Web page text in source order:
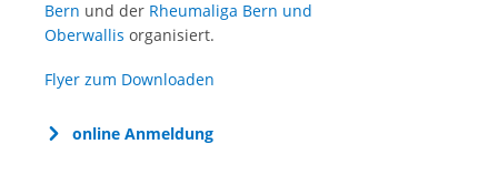
Bern und der Rheumaliga Bern und
Oberwallis organisiert.
Flyer zum Downloaden
online Anmeldung